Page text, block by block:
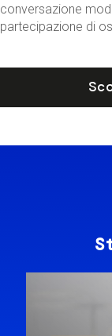
conversazione
partecipazione di